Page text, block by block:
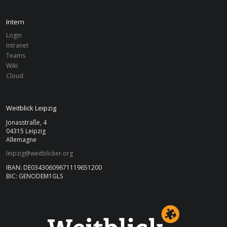
2012
Intern
Login
Intranet
Teams
Wiki
Cloud
Weitblick Leipzig
Jonasstraße, 4
04315 Leipzig
Allemagne
leipzig@weitblicker.org
IBAN: DE03430609671119651200
BIC: GENODEM1GLS